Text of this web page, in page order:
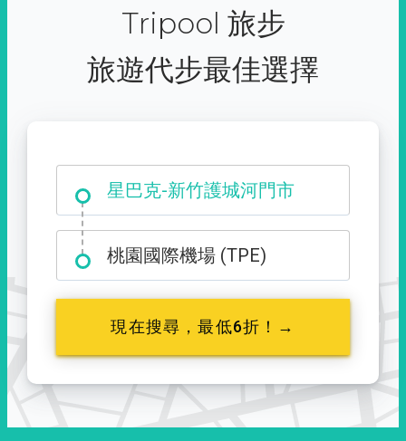
Tripool 旅步
旅遊代步最佳選擇
星巴克-新竹護城河門市
大霸尖山登山口
桃園國際機場 (TPE)
現在搜尋，最低6折！→